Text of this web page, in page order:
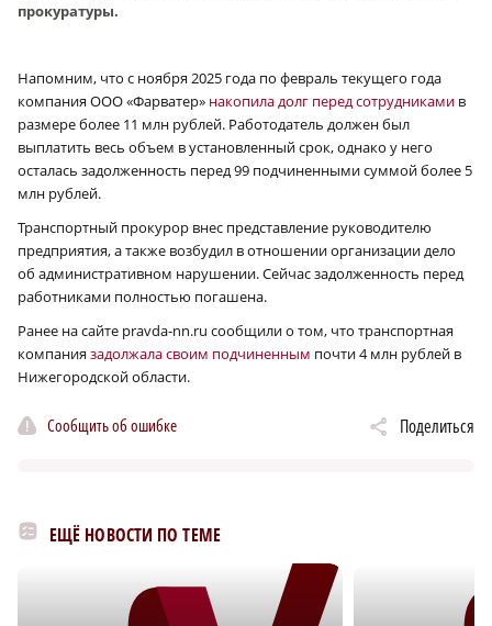
прокуратуры.
Напомним, что с ноября 2025 года по февраль текущего года
компания ООО «Фарватер» накопила долг перед сотрудниками в
размере более 11 млн рублей. Работодатель должен был
выплатить весь объем в установленный срок, однако у него
осталась задолженность перед 99 подчиненными суммой более 5
млн рублей.
Транспортный прокурор внес представление руководителю
предприятия, а также возбудил в отношении организации дело
об административном нарушении. Сейчас задолженность перед
работниками полностью погашена.
Ранее на сайте pravda-nn.ru сообщили о том, что транспортная
компания задолжала своим подчиненным почти 4 млн рублей в
Нижегородской области.
Сообщить об ошибке Поделиться
ЕЩЁ НОВОСТИ ПО ТЕМЕ